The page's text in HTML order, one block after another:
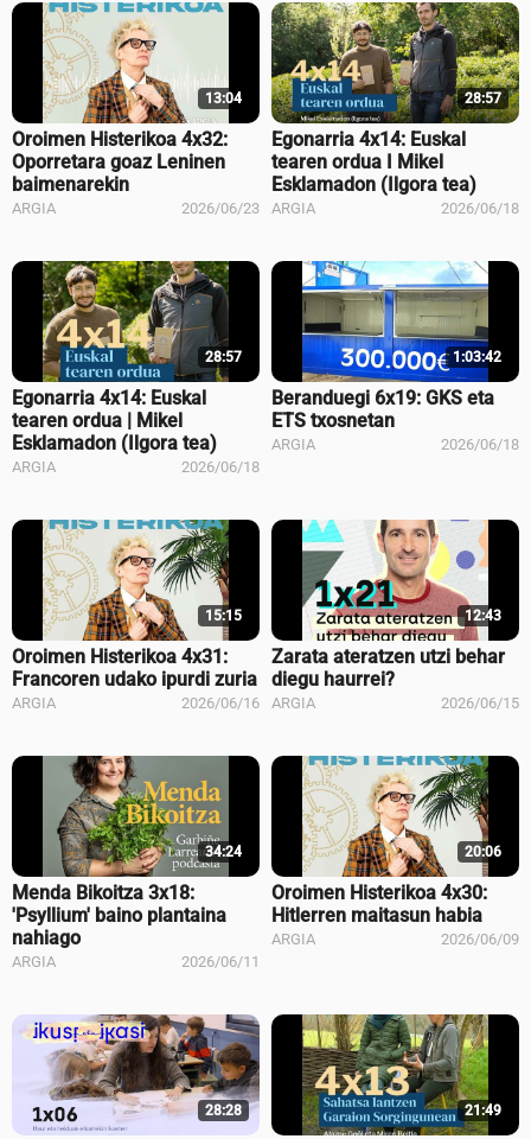
13:04
Oroimen Histerikoa 4x32:
Oporretara goaz Leninen
baimenarekin
ARGIA 2026/06/23
28:57
Egonarria 4x14: Euskal
tearen ordua I Mikel
Esklamadon (Ilgora tea)
ARGIA 2026/06/18
28:57
Egonarria 4x14: Euskal
tearen ordua | Mikel
Esklamadon (Ilgora tea)
ARGIA 2026/06/18
1:03:42
Beranduegi 6x19: GKS eta
ETS txosnetan
ARGIA 2026/06/18
15:15
Oroimen Histerikoa 4x31:
Francoren udako ipurdi zuria
ARGIA 2026/06/16
12:43
Zarata ateratzen utzi behar
diegu haurrei?
ARGIA 2026/06/15
34:24
Menda Bikoitza 3x18:
'Psyllium' baino plantaina
nahiago
ARGIA 2026/06/11
20:06
Oroimen Histerikoa 4x30:
Hitlerren maitasun habia
ARGIA 2026/06/09
28:28 21:49